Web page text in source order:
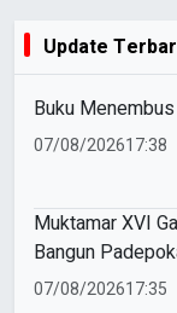
Update
Buku
07/08/202617:38
Muktamar XVI
Bangun
07/08/202617:35